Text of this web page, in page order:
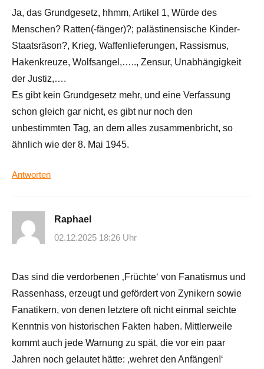
Ja, das Grundgesetz, hhmm, Artikel 1, Würde des
Menschen? Ratten(-fänger)?; palästinensische Kinder-
Staatsräson?, Krieg, Waffenlieferungen, Rassismus,
Hakenkreuze, Wolfsangel,….., Zensur, Unabhängigkeit
der Justiz,….
Es gibt kein Grundgesetz mehr, und eine Verfassung
schon gleich gar nicht, es gibt nur noch den
unbestimmten Tag, an dem alles zusammenbricht, so
ähnlich wie der 8. Mai 1945.
Antworten
Raphael
02.12.2025 18:26 Uhr
Das sind die verdorbenen ‚Früchte‘ von Fanatismus und
Rassenhass, erzeugt und gefördert von Zynikern sowie
Fanatikern, von denen letztere oft nicht einmal seichte
Kenntnis von historischen Fakten haben. Mittlerweile
kommt auch jede Warnung zu spät, die vor ein paar
Jahren noch gelautet hätte: ‚wehret den Anfängen!‘